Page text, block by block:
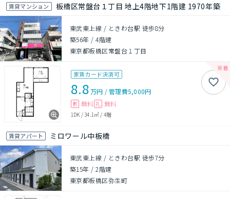
賃貸マンション 板橋区常盤台１丁目 地上4階地下1階建 1970年築
東武東上線 / ときわ台駅 徒歩8分
築56年 /4階建
東京都板橋区常盤台１丁目
家賃カード決済可
8.8万円 /管理費5,000円
敷 無料 礼 無料
1DK /34.1㎡ / 4階
賃貸アパート ミロワール中板橋
東武東上線 / ときわ台駅 徒歩7分
築15年 /2階建
東京都板橋区弥生町